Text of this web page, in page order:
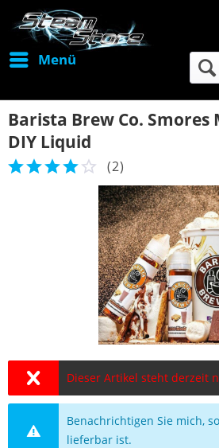
Menü
Barista Brew Co. Smores
DIY Liquid
(2)
Dieser Artikel steht derzeit
Benachrichtigen Sie mich,
lieferbar ist.